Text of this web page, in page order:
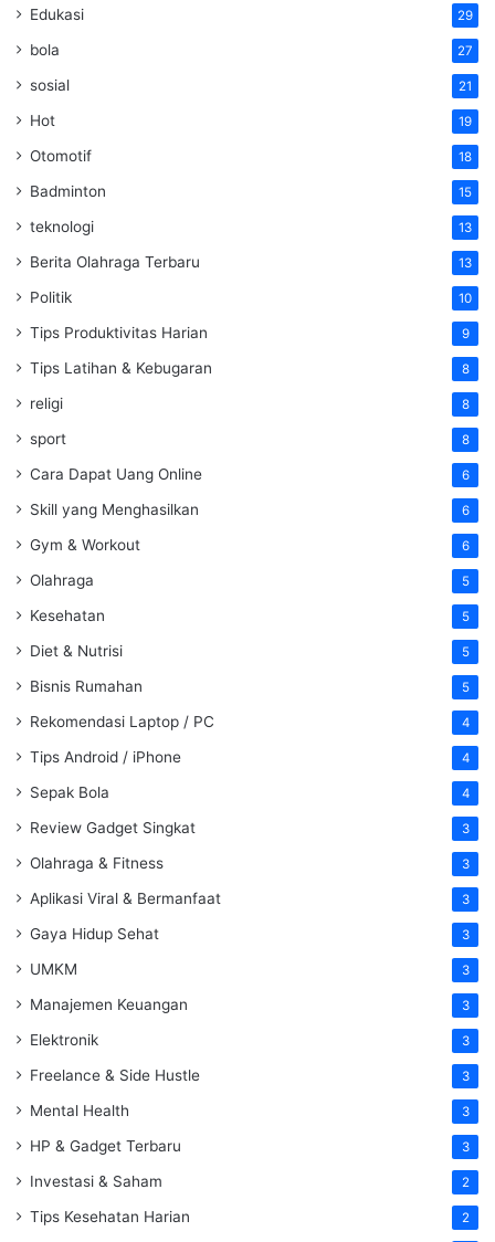
Edukasi 29
bola 27
sosial 21
Hot 19
Otomotif 18
Badminton 15
teknologi 13
Berita Olahraga Terbaru 13
Politik 10
Tips Produktivitas Harian 9
Tips Latihan & Kebugaran 8
religi 8
sport 8
Cara Dapat Uang Online 6
Skill yang Menghasilkan 6
Gym & Workout 6
Olahraga 5
Kesehatan 5
Diet & Nutrisi 5
Bisnis Rumahan 5
Rekomendasi Laptop / PC 4
Tips Android / iPhone 4
Sepak Bola 4
Review Gadget Singkat 3
Olahraga & Fitness 3
Aplikasi Viral & Bermanfaat 3
Gaya Hidup Sehat 3
UMKM 3
Manajemen Keuangan 3
Elektronik 3
Freelance & Side Hustle 3
Mental Health 3
HP & Gadget Terbaru 3
Investasi & Saham 2
Tips Kesehatan Harian 2